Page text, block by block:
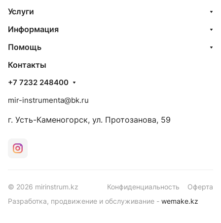
Услуги
Информация
Помощь
Контакты
+7 7232 248400
mir-instrumenta@bk.ru
г. Усть-Каменогорск, ул. Протозанова, 59
© 2026 mirinstrum.kz Конфиденциальность
Оферта
Разработка, продвижение и обслуживание - wemake.kz